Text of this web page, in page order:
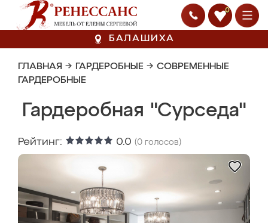
0
БАЛАШИХА
ГЛАВНАЯ → ГАРДЕРОБНЫЕ → СОВРЕМЕННЫЕ
ГАРДЕРОБНЫЕ
Гардеробная "Сурседа"
Рейтинг: 0.0 (0 голосов)